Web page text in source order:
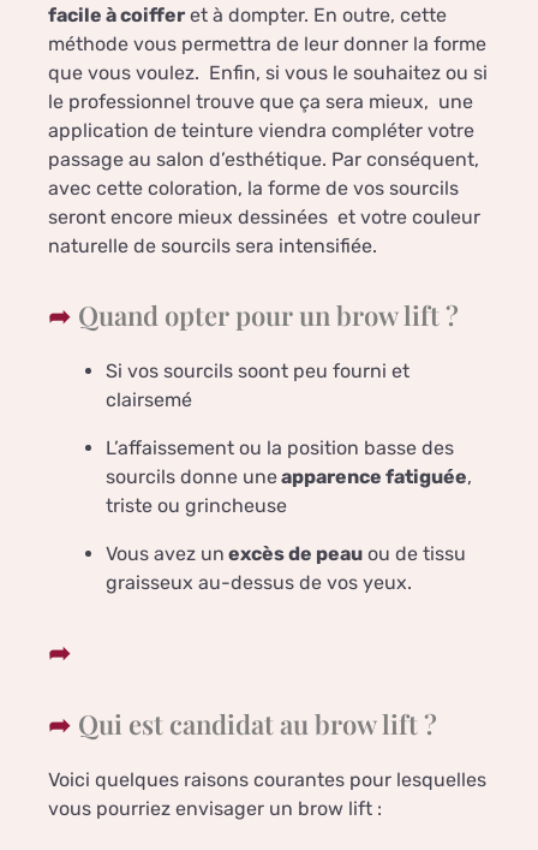
facile à coiffer et à dompter. En outre, cette
méthode vous permettra de leur donner la forme
que vous voulez. Enfin, si vous le souhaitez ou si
le professionnel trouve que ça sera mieux, une
application de teinture viendra compléter votre
passage au salon d’esthétique. Par conséquent,
avec cette coloration, la forme de vos sourcils
seront encore mieux dessinées et votre couleur
naturelle de sourcils sera intensifiée.
Quand opter pour un brow lift ?
Si vos sourcils soont peu fourni et
clairsemé
L’affaissement ou la position basse des
sourcils donne uneapparence fatiguée,
triste ou grincheuse
Vous avez un excès de peau ou de tissu
graisseux au-dessus de vos yeux.
Qui est candidat au brow lift ?
Voici quelques raisons courantes pour lesquelles
vous pourriez envisager un brow lift :